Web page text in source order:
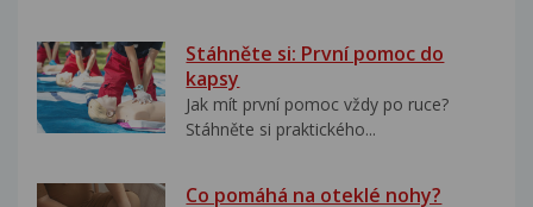
Stáhněte si: První pomoc do
kapsy
Jak mít první pomoc vždy po ruce?
Stáhněte si praktického...
Co pomáhá na oteklé nohy?